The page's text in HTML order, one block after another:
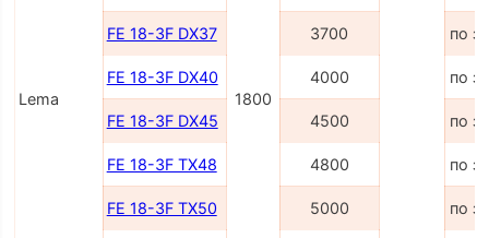
Lema 1800
FE 18-3F DX37 3700 по
FE 18-3F DX40 4000 по
FE 18-3F DX45 4500 по
FE 18-3F TX48 4800 по
FE 18-3F TX50 5000 по